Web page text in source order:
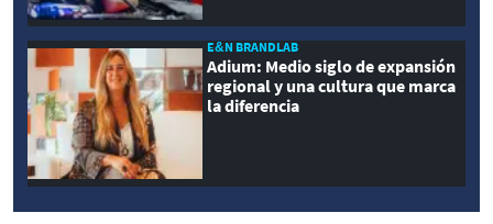
E&N BRANDLAB
Adium: Medio siglo de expansión
regional y una cultura que marca
la diferencia